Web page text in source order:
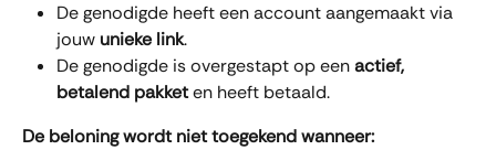
De genodigde heeft een account aangemaakt via
jouw unieke link.
De genodigde is overgestapt op een actief,
betalend pakket en heeft betaald.
De beloning wordt niet toegekend wanneer: